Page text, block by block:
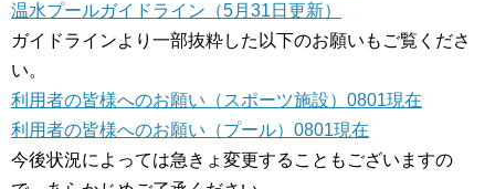
温水プールガイドライン（5月31日更新）
ガイドラインより一部抜粋した以下のお願いもご覧くださ
い。
利用者の皆様へのお願い（スポーツ施設）0801現在
利用者の皆様へのお願い（プール）0801現在
今後状況によっては急きょ変更することもございますの